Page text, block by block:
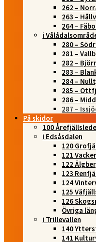
262 –
263 –
264 –
i
280 –
281 –
282 –
283 –
284 –
285 –
286 –
287 –
På skidor
100
i Edsåsdalen
120
121
122
123
124
125
126
Övriga
i Trillevallen
140
141